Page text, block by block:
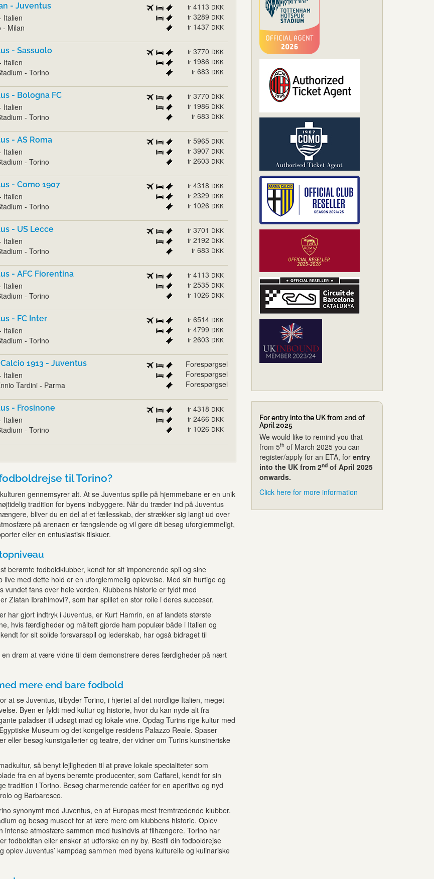
- Juventus
Italien
- Milan
fr 4113 DKK
fr 3289 DKK
fr 1437 DKK
- Sassuolo
Italien
- Torino
fr 3770 DKK
fr 1986 DKK
fr 683 DKK
- Bologna FC
Italien
- Torino
fr 3770 DKK
fr 1986 DKK
fr 683 DKK
- AS Roma
Italien
- Torino
fr 5965 DKK
fr 3907 DKK
fr 2603 DKK
- Como 1907
Italien
- Torino
fr 4318 DKK
fr 2329 DKK
fr 1026 DKK
- US Lecce
Italien
- Torino
fr 3701 DKK
fr 2192 DKK
fr 683 DKK
- AFC Fiorentina
Italien
- Torino
fr 4113 DKK
fr 2535 DKK
fr 1026 DKK
- FC Inter
Italien
- Torino
fr 6514 DKK
fr 4799 DKK
fr 2603 DKK
1913 - Juventus
Italien
Tardini - Parma
Forespørgsel
Forespørgsel
Forespørgsel
- Frosinone
Italien
- Torino
fr 4318 DKK
fr 2466 DKK
fr 1026 DKK
til Torino?
gennemsyrer alt. At se Juventus spille på hjemmebane er en unik
tradition for byens indbyggere. Når du træder ind på Juventus
bliver du en del af et fællesskab, der strækker sig langt ud over
på arenaen er fængslende og vil gøre dit besøg uforglemmeligt,
eller en entusiastisk tilskuer.
berømte fodboldklubber, kendt for sit imponerende spil og sine
live med dette hold er en uforglemmelig oplevelse. Med sin hurtige og
vundet fans over hele verden. Klubbens historie er fyldt med
Zlatan Ibrahimovi?, som har spillet en stor rolle i deres succeser.
har gjort indtryk i Juventus, er Kurt Hamrin, en af landets største
hvis færdigheder og målteft gjorde ham populær både i Italien og
for sit solide forsvarsspil og lederskab, har også bidraget til
en drøm at være vidne til dem demonstrere deres færdigheder på nært
mere end bare fodbold
at se Juventus, tilbyder Torino, i hjertet af det nordlige Italien, meget
Byen er fyldt med kultur og historie, hvor du kan nyde alt fra
paladser til udsøgt mad og lokale vine. Opdag Turins rige kultur med
Museum og det kongelige residens Palazzo Reale. Spaser
eller besøg kunstgallerier og teatre, der vidner om Turins kunstneriske
så benyt lejligheden til at prøve lokale specialiteter som
fra en af byens berømte producenter, som Caffarel, kendt for sin
tradition i Torino. Besøg charmerende caféer for en aperitivo og nyd
og Barbaresco.
synonymt med Juventus, en af Europas mest fremtrædende klubber.
og besøg museet for at lære mere om klubbens historie. Oplev
intense atmosfære sammen med tusindvis af tilhængere. Torino har
fodboldfan eller ønsker at udforske en ny by. Bestil din fodboldrejse
oplev Juventus’ kampdag sammen med byens kulturelle og kulinariske
For entry into the UK from 2nd of
April 2025
We would like to remind you that
from 5th of March 2025 you can
register/apply for an ETA, for entry
into the UK from 2ndof April 2025
onwards.
Click here for more information